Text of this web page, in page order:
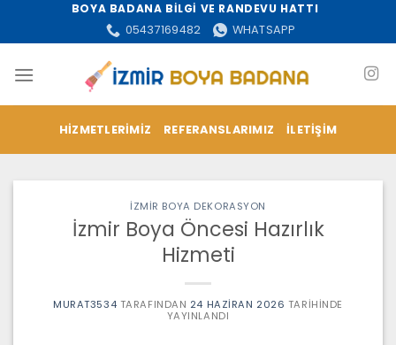
BOYA BADANA BİLGİ VE RANDEVU HATTI
05437169482
WHATSAPP
HIZMETLERIMIZ REFERANSLARIMIZ İLETIŞIM
İZMİR BOYA DEKORASYON
İzmir Boya Öncesi Hazırlık
Hizmeti
MURAT3534 TARAFINDAN 24 HAZIRAN 2026 TARIHINDE
YAYINLANDI